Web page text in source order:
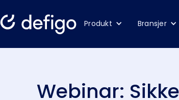
Produkt Bransjer
Webinar: